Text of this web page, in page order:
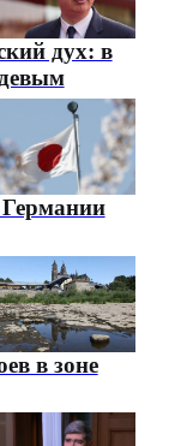
дух: в
Германии
в зоне